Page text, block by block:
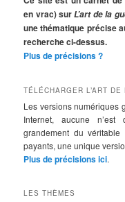
e
r
c
h
en vrac) surL’art de la
une thématique précise
recherche ci-dessus.
Plus de précisions ?
TÉLÉCHARGER L’ART
Les versions numériques
Internet, aucune
grandement du
payants, une unique
Plus de précisions ici.
LES THÈMES